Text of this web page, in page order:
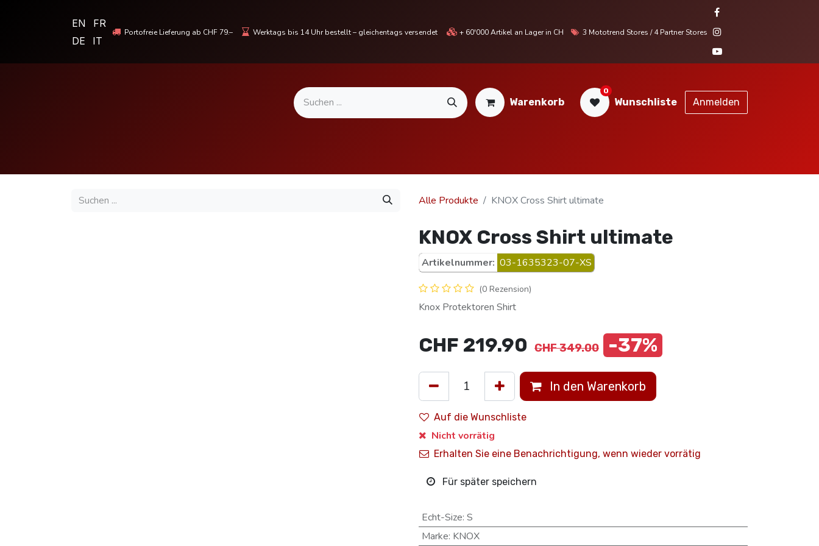
EN
FR
DE
IT
Portofreie Lieferung ab CHF 79.– Werktags bis 14 Uhr bestellt – gleichentags versendet + 60'000 Artikel an Lager in CH 3 Mototrend Stores / 4 Partner Stores
Warenkorb
0
Wunschliste Anmelden
Alle Produkte KNOX Cross Shirt ultimate
KNOX Cross Shirt ultimate
Artikelnummer: 03-1635323-07-XS
(0 Rezension)
Knox Protektoren Shirt
CHF 219.90 CHF349.00 -37%
In den Warenkorb
Auf die Wunschliste
Nicht vorrätig
Erhalten Sie eine Benachrichtigung, wenn wieder vorrätig
Für später speichern
Echt-Size: S
Marke: KNOX